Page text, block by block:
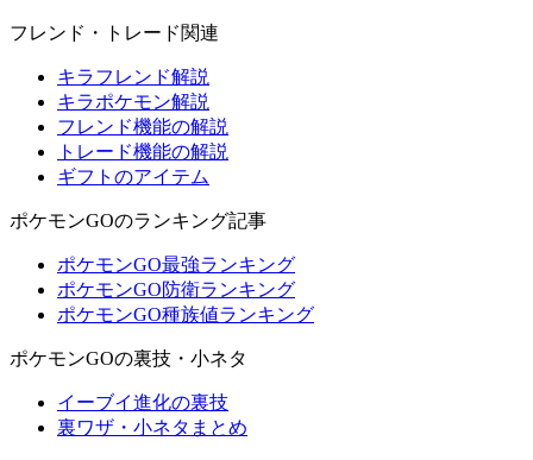
フレンド・トレード関連
キラフレンド解説
キラポケモン解説
フレンド機能の解説
トレード機能の解説
ギフトのアイテム
ポケモンGOのランキング記事
ポケモンGO最強ランキング
ポケモンGO防衛ランキング
ポケモンGO種族値ランキング
ポケモンGOの裏技・小ネタ
イーブイ進化の裏技
裏ワザ・小ネタまとめ